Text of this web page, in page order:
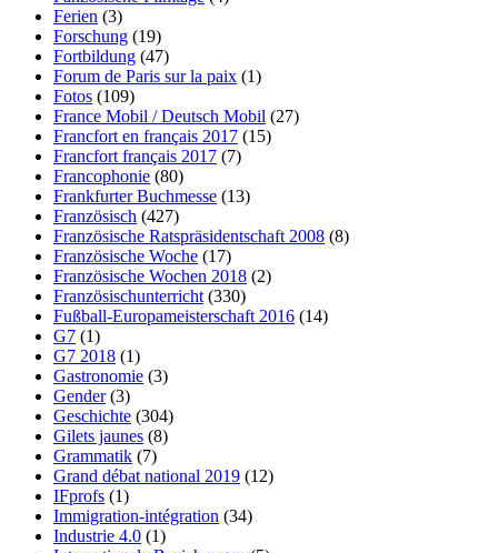
Ferien (3)
Forschung (19)
Fortbildung (47)
Forum de Paris sur la paix (1)
Fotos (109)
France Mobil / Deutsch Mobil (27)
Francfort en français 2017 (15)
Francfort français 2017 (7)
Francophonie (80)
Frankfurter Buchmesse (13)
Französisch (427)
Französische Ratspräsidentschaft 2008 (8)
Französische Woche (17)
Französische Wochen 2018 (2)
Französischunterricht (330)
Fußball-Europameisterschaft 2016 (14)
G7 (1)
G7 2018 (1)
Gastronomie (3)
Gender(3)
Geschichte (304)
Gilets jaunes (8)
Grammatik (7)
Grand débat national 2019 (12)
IFprofs (1)
Immigration-intégration (34)
Industrie 4.0 (1)